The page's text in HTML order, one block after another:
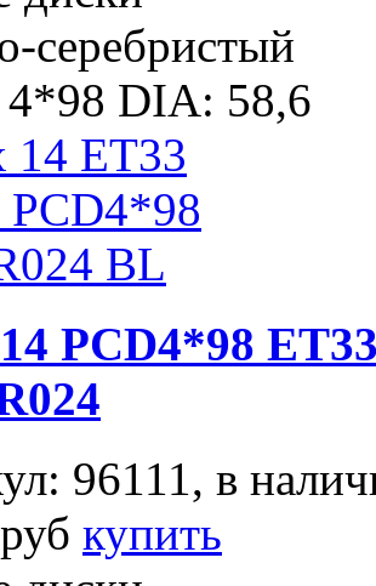
серебристый
4*98 DIA: 58,6
PCD4*98
96111, в
руб купить